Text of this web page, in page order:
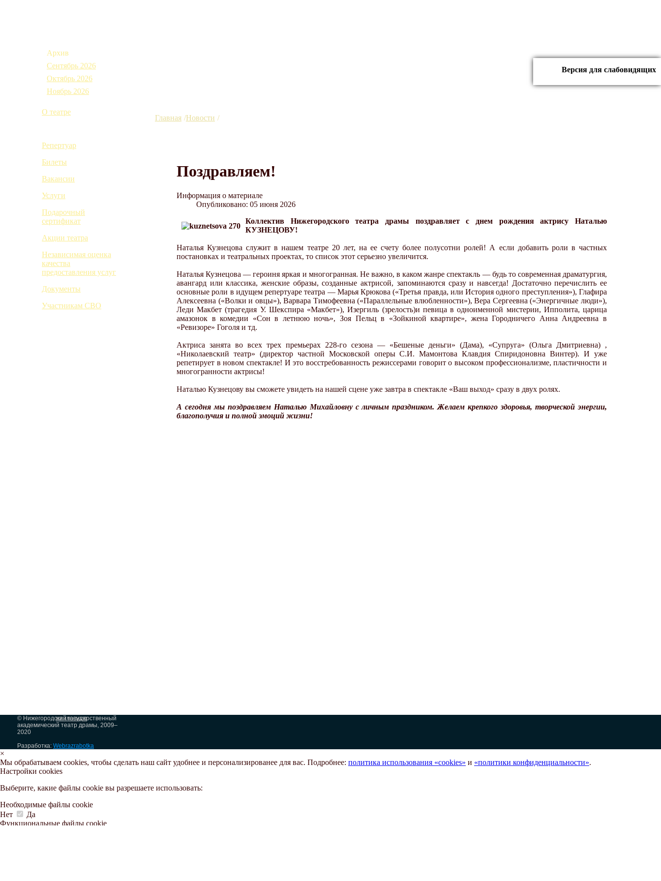
Архив
Сентябрь 2026
Октябрь 2026
Ноябрь 2026
О театре
Репертуар
Билеты
Вакансии
Услуги
Подарочный
сертификат
Акции театра
Независимая оценка
качества
предоставления услуг
Документы
Участникам СВО
на главную
Главная Новости
Поздравляем!
Информация о материале
Опубликовано: 05 июня 2026
Коллектив Нижегородского театра драмы поздравляет с днем рождения актрису Наталью
КУЗНЕЦОВУ!
Наталья Кузнецова служит в нашем театре 20 лет, на ее счету более полусотни ролей! А если добавить роли в частных
постановках и театральных проектах, то список этот серьезно увеличится.
Наталья Кузнецова — героиня яркая и многогранная. Не важно, в каком жанре спектакль — будь то современная драматургия,
авангард или классика, женские образы, созданные актрисой, запоминаются сразу и навсегда! Достаточно перечислить ее
основные роли в идущем репертуаре театра — Марья Крюкова («Третья правда, или История одного преступления»), Глафира
Алексеевна («Волки и овцы»), Варвара Тимофеевна («Параллельные влюбленности»), Вера Сергеевна («Энергичные люди»),
Леди Макбет (трагедия У. Шекспира «Макбет»), Изергиль (зрелость)и певица в одноименной мистерии, Ипполита, царица
амазонок в комедии «Сон в летнюю ночь», Зоя Пельц в «Зойкиной квартире», жена Городничего Анна Андреевна в
«Ревизоре» Гоголя и тд.
Актриса занята во всех трех премьерах 228-го сезона — «Бешеные деньги» (Дама), «Супруга» (Ольга Дмитриевна) ,
«Николаевский театр» (директор частной Московской оперы С.И. Мамонтова Клавдия Спиридоновна Винтер). И уже
репетирует в новом спектакле! И это восстребованность режиссерами говорит о высоком профессионализме, пластичности и
многогранности актрисы!
Наталью Кузнецову вы сможете увидеть на нашей сцене уже завтра в спектакле «Ваш выход» сразу в двух ролях.
А сегодня мы поздравляем Наталью Михайловну с личным праздником. Желаем крепкого здоровья, творческой энергии,
благополучия и полной эмоций жизни!
© Нижегородский государственный
академический театр драмы, 2009–
2020
Разработка: Webrazrabotka
Версия для слабовидящих
×
Мы обрабатываем cookies, чтобы сделать наш сайт удобнее и персонализированее для вас. Подробнее: политика использования «cookies» и «политики конфиденциальности».
Настройки cookies
Выберите, какие файлы cookie вы разрешаете использовать:
Необходимые файлы cookie
Нет
Да
Функциональные файлы cookie